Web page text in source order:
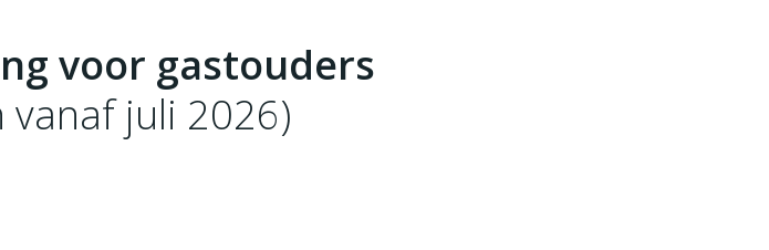
voor gastouders
vanaf juli 2026)